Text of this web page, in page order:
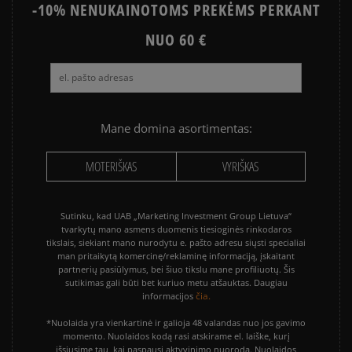
-10% NENUKAINOTOMS PREKĖMS PERKANT
NUO 60 €
Mane domina asortimentas:
MOTERIŠKAS VYRIŠKAS
Sutinku, kad UAB „Marketing Investment Group Lietuva“
tvarkytų mano asmens duomenis tiesioginės rinkodaros
tikslais, siekiant mano nurodytu e. pašto adresu siųsti specialiai
man pritaikytą komercinę/reklaminę informaciją, įskaitant
partnerių pasiūlymus, bei šiuo tikslu mane profiliuotų. Šis
sutikimas gali būti bet kuriuo metu atšauktas. Daugiau
informacijos čia.
*Nuolaida yra vienkartinė ir galioja 48 valandas nuo jos gavimo
momento. Nuolaidos kodą rasi atskirame el. laiške, kurį
išsiųsime tau, kai paspausi aktyvinimo nuorodą. Nuolaidos